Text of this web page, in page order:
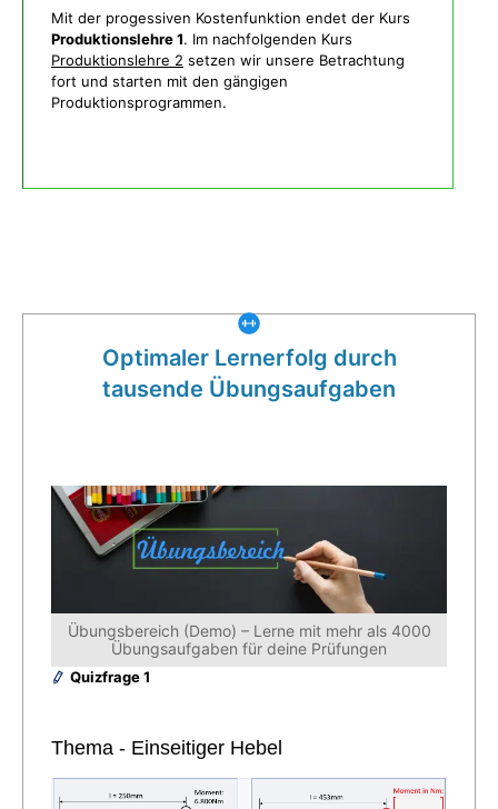
Mit der progessiven Kostenfunktion endet der Kurs
Produktionslehre 1. Im nachfolgenden Kurs
Produktionslehre 2 setzen wir unsere Betrachtung
fort und starten mit den gängigen
Produktionsprogrammen.
Optimaler Lernerfolg durch
tausende Übungsaufgaben
Übungsbereich (Demo) – Lerne mit mehr als 4000
Übungsaufgaben für deine Prüfungen
Quizfrage 1